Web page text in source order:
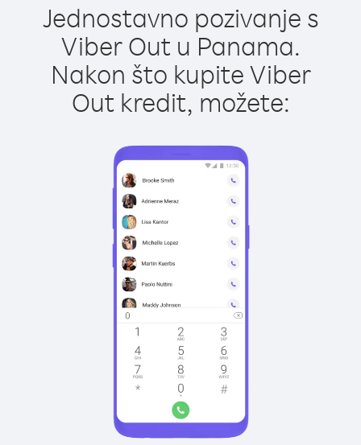
Jednostavno pozivanje s
Viber Out u Panama.
Nakon što kupite Viber
Out kredit, možete: